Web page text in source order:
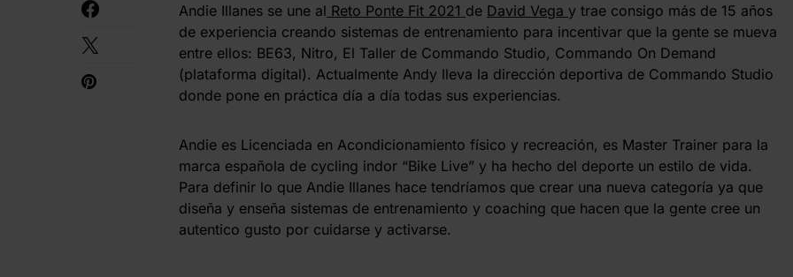
Andie Illanes se une al Reto Ponte Fit 2021 de David Vega y trae consigo más de 15 años
de experiencia creando sistemas de entrenamiento para incentivar que la gente se mueva
entre ellos: BE63, Nitro, El Taller de Commando Studio, Commando On Demand
(plataforma digital). Actualmente Andy lleva la dirección deportiva de Commando Studio
donde pone en práctica día a día todas sus experiencias.
Andie es Licenciada en Acondicionamiento físico y recreación, es Master Trainer para la
marca española de cycling indor “Bike Live” y ha hecho del deporte un estilo de vida.
Para definir lo que Andie Illanes hace tendríamos que crear una nueva categoría ya que
diseña y enseña sistemas de entrenamiento y coaching que hacen que la gente cree un
autentico gusto por cuidarse y activarse.